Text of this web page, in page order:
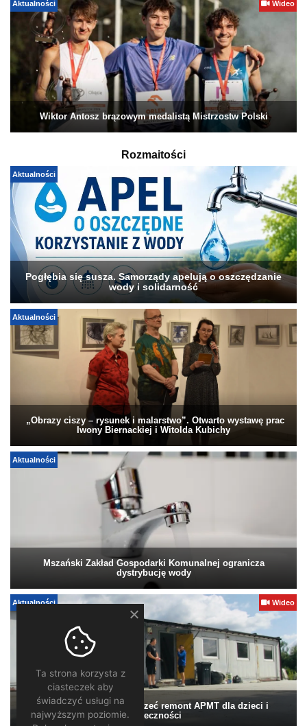
Aktualności Wideo
Wiktor Antosz brązowym medalistą Mistrzostw Polski
Rozmaitości
Aktualności
Pogłębia się susza. Samorządy apelują o oszczędzanie
wody i solidarność
Aktualności
„Obrazy ciszy – rysunek i malarstwo”. Otwarto wystawę prac
Iwony Biernackiej i Witolda Kubichy
Aktualności
Mszański Zakład Gospodarki Komunalnej ogranicza
dystrybucję wody
Aktualności Wideo
Pomagamy. Warto wesprzeć remont APMT dla dzieci i
społeczności
Ta strona korzysta z
ciasteczek aby
świadczyć usługi na
najwyższym poziomie.